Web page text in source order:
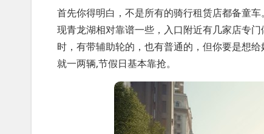
首先你得明白，不是所有的骑行租赁店都备童车。
现青龙湖相对靠谱一些，入口附近有几家店专
时，有带辅助轮的，也有普通的，但你要是想
就一两辆,节假日基本靠抢。